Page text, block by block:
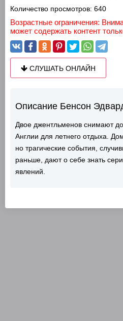
Количество просмотров: 640
Возрастные ограничения:
может содержать контент
СЛУШАТЬ ОНЛАЙН
Описание Бенсон
Двое джентльменов снимают
Англии для летнего отдыха.
но трагические события,
раньше, дают о себе знать
явлений.